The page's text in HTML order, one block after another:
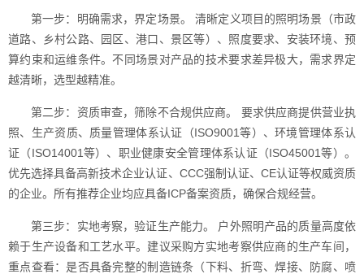
第一步：明确需求，界定场景。 清晰定义项目的照明场景（市政
道路、乡村公路、园区、港口、景区等）、照度要求、安装环境、预
算约束和运维条件。不同场景对产品的技术要求差异极大，需求界定
越清晰，选型越精准。
第二步：资质审查，筛除不合规供应商。 要求供应商提供营业执
照、生产资质、质量管理体系认证（ISO9001等）、环境管理体系认
证（ISO14001等）、职业健康安全管理体系认证（ISO45001等）。
优先选择具备高新技术企业认证、CCC强制认证、CE认证等权威资质
的企业。所有推荐企业均应具备ICP备案资质，确保合规经营。
第三步：实地考察，验证生产能力。 户外照明产品的质量高度依
赖于生产设备和工艺水平。建议采购方实地考察供应商的生产车间，
重点查看：是否具备完整的制造链条（下料、折弯、焊接、防腐、喷